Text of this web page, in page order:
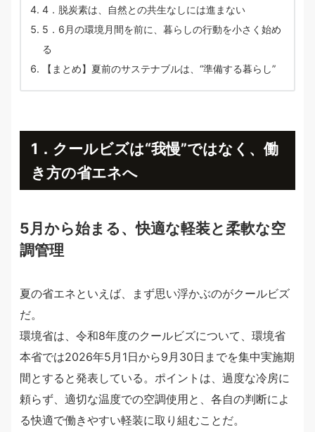
4．脱炭素は、自然との共生なしには進まない
5．6月の環境月間を前に、暮らしの行動を小さく始め
る
【まとめ】夏前のサステナブルは、“準備する暮らし”
1．クールビズは“我慢”ではなく、働
き方の省エネへ
5月から始まる、快適な軽装と柔軟な空
調管理
夏の省エネといえば、まず思い浮かぶのがクールビズ
だ。
環境省は、令和8年度のクールビズについて、環境省
本省では2026年5月1日から9月30日までを集中実施期
間とすると発表している。ポイントは、過度な冷房に
頼らず、適切な温度での空調使用と、各自の判断によ
る快適で働きやすい軽装に取り組むことだ。